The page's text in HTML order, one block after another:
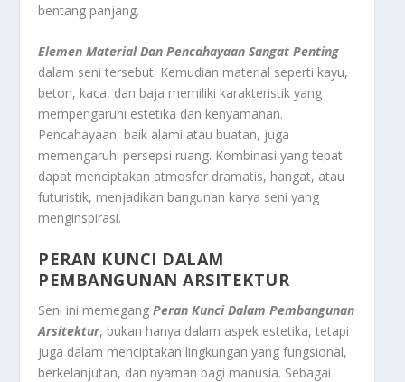
bentang panjang.
Elemen Material Dan Pencahayaan Sangat Penting
dalam seni tersebut. Kemudian material seperti kayu,
beton, kaca, dan baja memiliki karakteristik yang
mempengaruhi estetika dan kenyamanan.
Pencahayaan, baik alami atau buatan, juga
memengaruhi persepsi ruang. Kombinasi yang tepat
dapat menciptakan atmosfer dramatis, hangat, atau
futuristik, menjadikan bangunan karya seni yang
menginspirasi.
PERAN KUNCI DALAM
PEMBANGUNAN ARSITEKTUR
Seni ini memegangPeran Kunci Dalam Pembangunan
Arsitektur, bukan hanya dalam aspek estetika, tetapi
juga dalam menciptakan lingkungan yang fungsional,
berkelanjutan, dan nyaman bagi manusia. Sebagai